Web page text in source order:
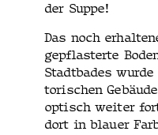
der Suppe!
Das noch
gepflasterte
Stadt­bades
torischen
optisch weit­er
dort in blauer